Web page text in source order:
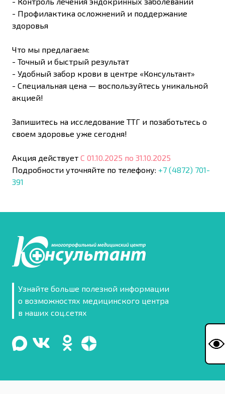
- Профилактика осложнений и поддержание
здоровья
Что мы предлагаем:
- Точный и быстрый результат
- Удобный забор крови в центре «Консультант»
- Специальная цена — воспользуйтесь уникальной
акцией!
Запишитесь на исследование ТТГ и позаботьтесь о
своем здоровье уже сегодня!
Акция действует С 01.10.2025 по 31.10.2025
Подробности уточняйте по телефону: +7 (4872) 701-
391
Узнайте больше полезной информации
о возможностях медицинского центра
в наших соц.сетях